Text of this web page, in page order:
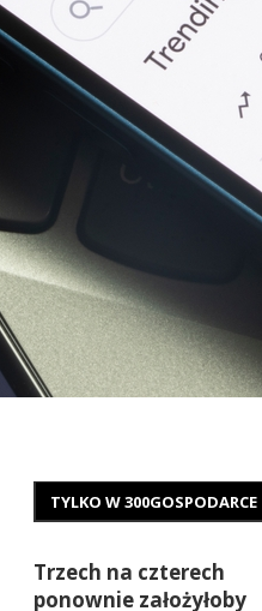
TYLKO W 300GOSPODARCE
Trzech na czterech
ponownie założyłoby